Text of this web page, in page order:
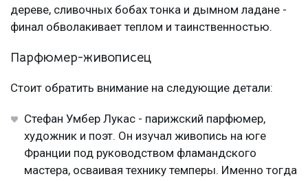
дереве, сливочных бобах тонка и дымном ладане -
финал обволакивает теплом и таинственностью.
Парфюмер-живописец
Стоит обратить внимание на следующие детали:
Стефан Умбер Лукас - парижский парфюмер,
художник и поэт. Он изучал живопись на юге
Франции под руководством фламандского
мастера, осваивая технику темперы. Именно тогда